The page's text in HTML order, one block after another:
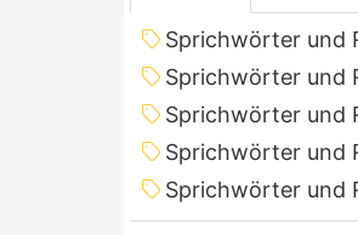
Sprichwörter und
Sprichwörter und
Sprichwörter und
Sprichwörter und
Sprichwörter und